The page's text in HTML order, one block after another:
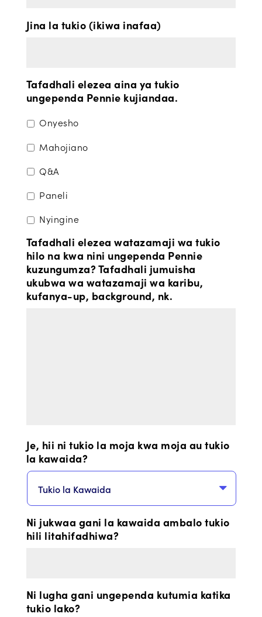
Jina la tukio (ikiwa inafaa)
Tafadhali elezea aina ya tukio
ungependa Pennie kujiandaa.
Onyesho
Mahojiano
Q&A
Paneli
Nyingine
Tafadhali elezea watazamaji wa tukio
hilo na kwa nini ungependa Pennie
kuzungumza? Tafadhali jumuisha
ukubwa wa watazamaji wa karibu,
kufanya-up, background, nk.
Je, hii ni tukio la moja kwa moja au tukio
la kawaida?
Ni jukwaa gani la kawaida ambalo tukio
hili litahifadhiwa?
Ni lugha gani ungependa kutumia katika
tukio lako?